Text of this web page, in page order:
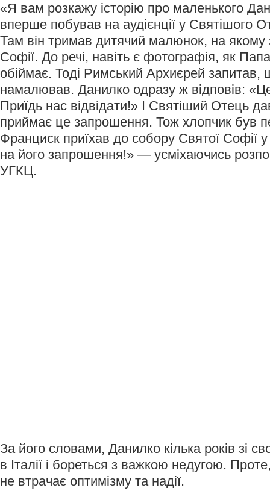
«Я вам розкажу історію про маленького
вперше побував на аудієнції у Святішого
Там він тримав дитячий малюнок, на якому
Софії. До речі, навіть є фотографія, як
обіймає. Тоді Римський Архиєрей запитав,
намалював. Данилко одразу ж відповів:
Приїдь нас відвідати!» І Святіший Отець
приймає це запрошення. Тож хлопчик був
Франциск приїхав до собору Святої Софії
на його запрошення!» — усміхаючись
УГКЦ.
За його словами, Данилко кілька років зі
в Італії і бореться з важкою недугою.
не втрачає оптимізму та надії.